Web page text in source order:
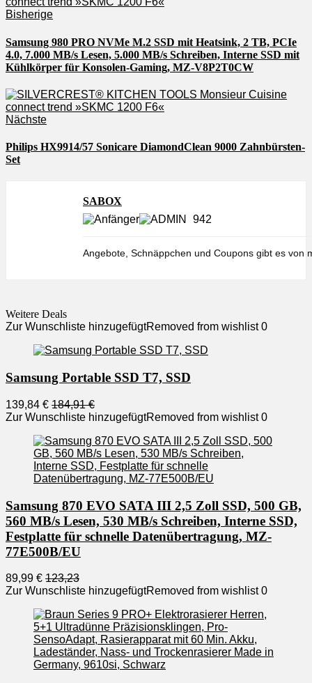
Bisherige
Samsung 980 PRO NVMe M.2 SSD mit Heatsink, 2 TB, PCIe
4.0, 7.000 MB/s Lesen, 5.000 MB/s Schreiben, Interne SSD mit
Kühlkörper für Konsolen-Gaming, MZ-V8P2T0CW
Nächste
Philips HX9914/57 Sonicare DiamondClean 9000 Zahnbürsten-
Set
SABOX
942
Angebote, Schnäppchen und Coupons gibt es von
Weitere Deals
Zur Wunschliste hinzugefügtRemoved from wishlist 0
Samsung Portable SSD T7, SSD
139,84 € 184,91 €
Zur Wunschliste hinzugefügtRemoved from wishlist 0
Samsung 870 EVO SATA III 2,5 Zoll SSD, 500 GB,
560 MB/s Lesen, 530 MB/s Schreiben, Interne SSD,
Festplatte für schnelle Datenübertragung, MZ-
77E500B/EU
89,99 € 123,23
Zur Wunschliste hinzugefügtRemoved from wishlist 0